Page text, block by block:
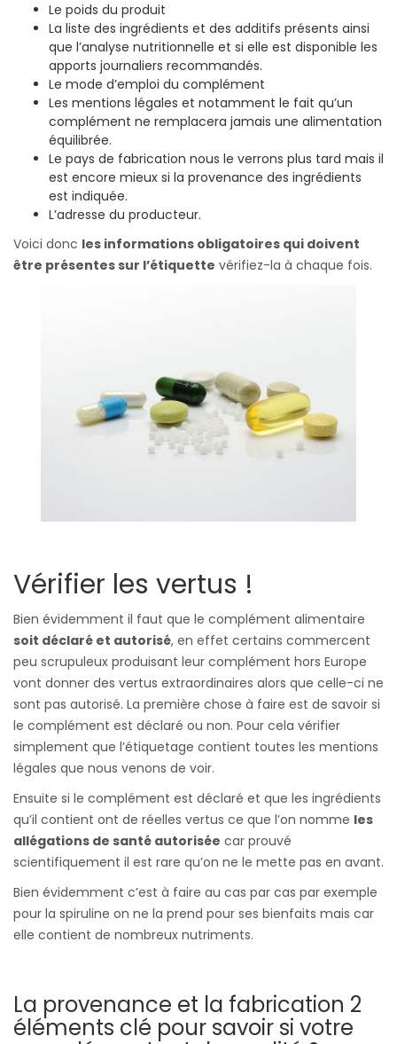
Le poids du produit
La liste des ingrédients et des additifs présents ainsi
que l’analyse nutritionnelle et si elle est disponible les
apports journaliers recommandés.
Le mode d’emploi du complément
Les mentions légales et notamment le fait qu’un
complément ne remplacera jamais une alimentation
équilibrée.
Le pays de fabrication nous le verrons plus tard mais il
est encore mieux si la provenance des ingrédients
est indiquée.
L’adresse du producteur.
Voici donc les informations obligatoires qui doivent
être présentes sur l’étiquette vérifiez-la à chaque fois.
Vérifier les vertus !
Bien évidemment il faut que le complément alimentaire
soit déclaré et autorisé, en effet certains commercent
peu scrupuleux produisant leur complément hors Europe
vont donner des vertus extraordinaires alors que celle-ci ne
sont pas autorisé. La première chose à faire est de savoir si
le complément est déclaré ou non. Pour cela vérifier
simplement que l’étiquetage contient toutes les mentions
légales que nous venons de voir.
Ensuite si le complément est déclaré et que les ingrédients
qu’il contient ont de réelles vertus ce que l’on nomme les
allégations de santé autorisée car prouvé
scientifiquement il est rare qu’on ne le mette pas en avant.
Bien évidemment c’est à faire au cas par cas par exemple
pour la spiruline on ne la prend pour ses bienfaits mais car
elle contient de nombreux nutriments.
La provenance et la fabrication 2
éléments clé pour savoir si votre